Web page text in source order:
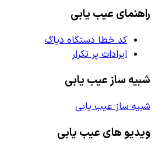
راهنمای عیب یابی
کد خطا دستگاه دیاگ
ایرادات پر تکرار
شبیه ساز عیب یابی
شبیه ساز عیب یابی
ویدیو های عیب یابی